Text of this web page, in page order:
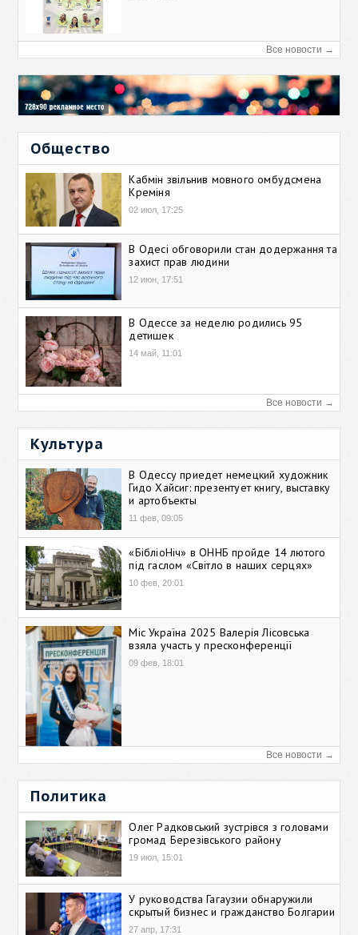
Все новости →
Общество
Кабмін звільнив мовного омбудсмена
Креміня
02 июл, 17:25
В Одесі обговорили стан додержання та
захист прав людини
12 июн, 17:51
В Одессе за неделю родились 95
детишек
14 май, 11:01
Все новости →
Культура
В Одессу приедет немецкий художник
Гидо Хайсиг: презентует книгу, выставку
и артобъекты
11 фев, 09:05
«БібліоНіч» в ОННБ пройде 14 лютого
під гаслом «Світло в наших серцях»
10 фев, 20:01
Міс Україна 2025 Валерія Лісовська
взяла участь у пресконференції
09 фев, 18:01
Все новости →
Политика
Олег Радковський зустрівся з головами
громад Березівського району
19 июл, 15:01
У руководства Гагаузии обнаружили
скрытый бизнес и гражданство Болгарии
27 апр, 17:31